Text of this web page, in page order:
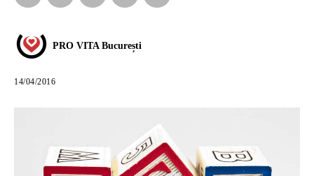
PRO VITA București
14/04/2016